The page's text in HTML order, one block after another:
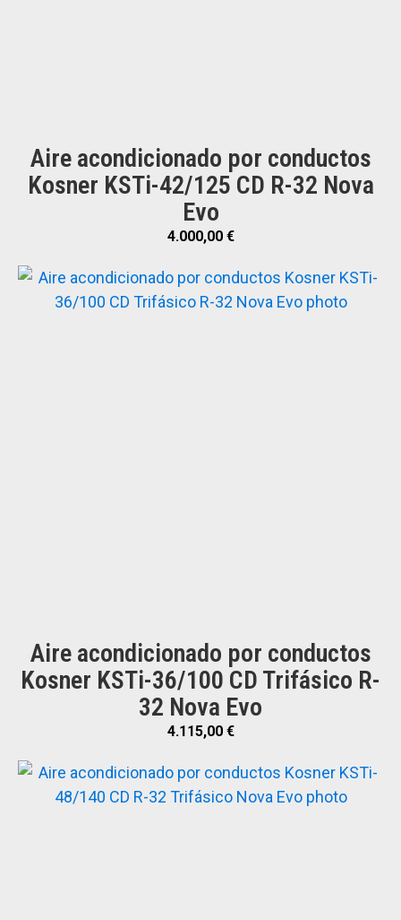
Aire acondicionado por conductos
Kosner KSTi-42/125 CD R-32 Nova
Evo
4.000,00 €
Aire acondicionado por conductos
Kosner KSTi-36/100 CD Trifásico R-
32 Nova Evo
4.115,00 €